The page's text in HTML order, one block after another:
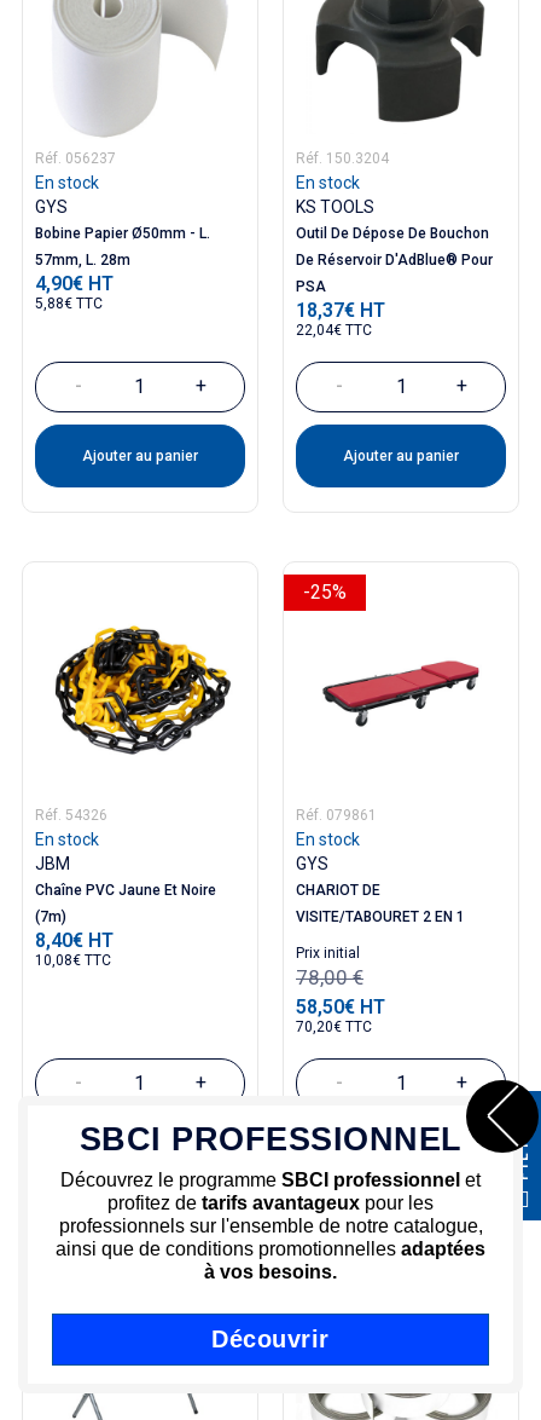
Réf. 056237
En stock
GYS
Bobine Papier Ø50mm - L.
57mm, L. 28m
Prix
4,90€ HT
5,88€ TTC
- +
Ajouter au panier
Réf. 150.3204
En stock
KS TOOLS
Outil De Dépose De Bouchon
De Réservoir D'AdBlue® Pour
PSA
Prix
18,37€ HT
22,04€ TTC
- +
Ajouter au panier
Réf. 54326
En stock
JBM
Chaîne PVC Jaune Et Noire
(7m)
Prix
8,40€ HT
10,08€ TTC
- +
Ajouter au panier
Réf. 079861
En stock
GYS
CHARIOT DE
VISITE/TABOURET 2 EN 1
Prix
58,50€ HT
70,20€ TTC
Prix ​​initial
78,00 €
- +
Ajouter au panier
-25%
SBCI PROFESSIONNEL
Découvrez le programme SBCI professionnel et
profitez de tarifs avantageux pour les
professionnels sur l'ensemble de notre catalogue,
ainsi que de conditions promotionnelles adaptées
à vos besoins.
Découvrir
FILTRER